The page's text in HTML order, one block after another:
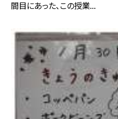
間目にあった、この授業...